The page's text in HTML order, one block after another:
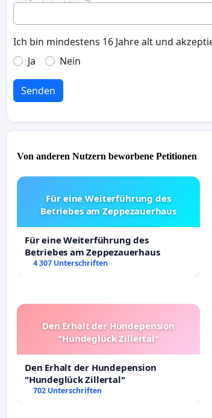
Ich bin mindestens 16 Jahre alt und
Ja
Nein
Senden
Von anderen Nutzern beworbene Petitionen
Für eine Weiterführung des
Betriebes am Zeppezauerhaus
Für eine Weiterführung des
Betriebes am Zeppezauerhaus
4 307 Unterschriften
Den Erhalt der Hundepension
"Hundeglück Zillertal"
Den Erhalt der Hundepension
"Hundeglück Zillertal"
702 Unterschriften